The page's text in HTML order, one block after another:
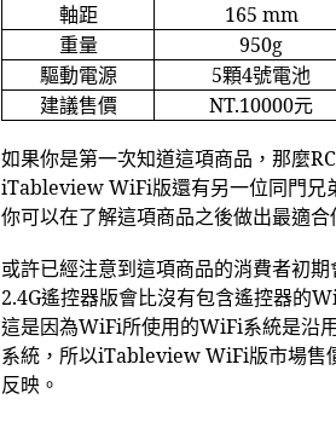
軸距
165 mm
重量
950g
驅動電源
5顆4號電池
建議售價
NT.10000元
如果你是第一次知道這項商品，那麼
iTableview WiFi版還有另一位同門兄
你可以在了解這項商品之後做出最適合
或許已經注意到這項商品的消費者初
2.4G遙控器版會比沒有包含遙控器的
這是因為WiFi所使用的WiFi系統是沿
系統，所以iTableview WiFi版市場售
反映。